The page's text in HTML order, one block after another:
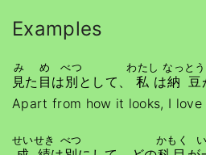
Examples
見
み
た 目
め
は 別
べつ
として、 私
わたし
は納豆
なっとう
Apart from how it looks, I love
せいせき べつ かもく